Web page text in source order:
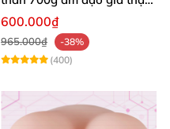
mềm mại giá rẻ
600.000₫
965.000₫
-38%
(400)